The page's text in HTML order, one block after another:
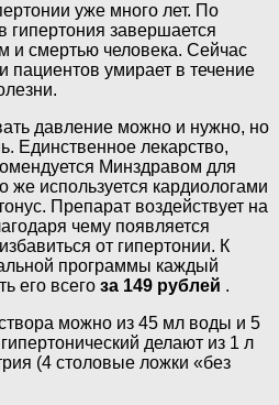
уже много лет. По
гипертония завершается
и смертью человека. Сейчас
пациентов умирает в течение
давление можно и нужно, но
Единственное лекарство,
Минздравом для
же используется кардиологами
Препарат воздействует на
чему появляется
от гипертонии. К
программы каждый
его всего за 149 рублей .
можно из 45 мл воды и 5
делают из 1 л
(4 столовые ложки «без